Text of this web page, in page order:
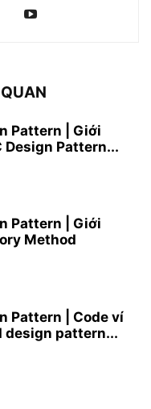
Pattern | Giới
Design Pattern...
Pattern | Giới
Method
Pattern | Code ví
design pattern...